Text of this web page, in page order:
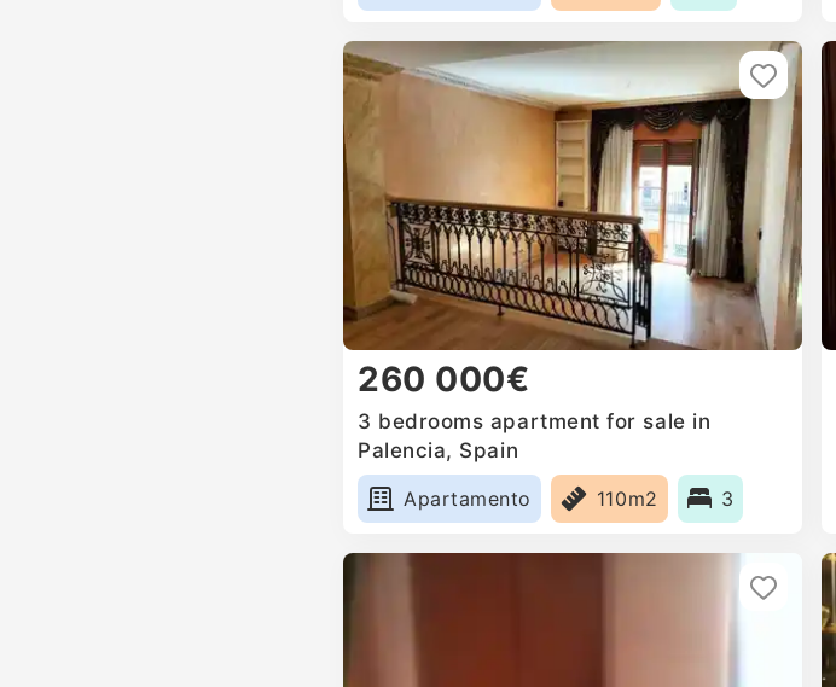
260 000€
3 bedrooms apartment for sale in
Palencia, Spain
Apartamento
110m2 3